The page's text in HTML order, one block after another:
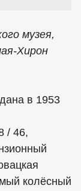
музея,
Хирон
в 1953
/ 46,
колёсный